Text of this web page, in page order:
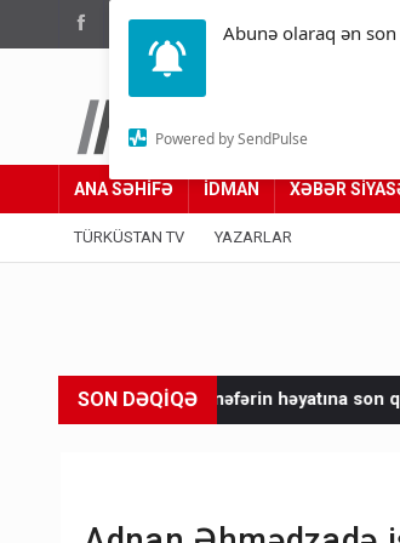
Abunə olaraq ən
Powered by SendPulse
Türküstan.az
Adımız yolumuzdur
ANA SƏHİFƏ İDMAN XƏBƏR
TÜRKÜSTAN TV YAZARLAR
SON DƏQİQƏ
20 nəfərin həyatına son qoydu - "Narıncı"